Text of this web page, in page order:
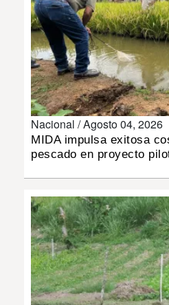
NACIONAL
POLÍTICA
SHOW
DEPORTES
MUNDO
INSÓLITAS
MULTIMEDIA
IMPRESO
Nacional /Agosto 04, 2026
MIDA impulsa exitosa
pescado en proyecto